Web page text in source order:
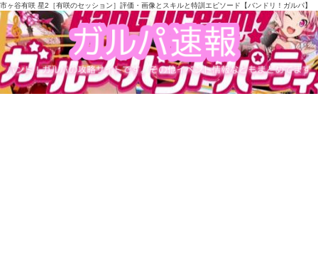
市ヶ谷有咲 星2［有咲のセッション］評価・画像とスキルと特訓エピソード【バンドリ！ガルパ】